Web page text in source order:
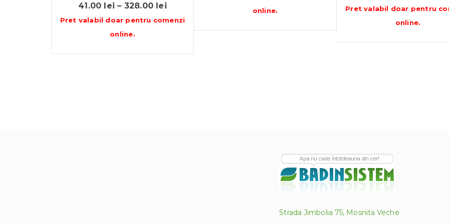
41.00 lei – 328.00 leiInterval
de
prețuri:
Pret valabil doar pentru comenzi
online.
online. Pret valabil doar pentru
online.
Strada Jimbolia 75, Mosnita Veche